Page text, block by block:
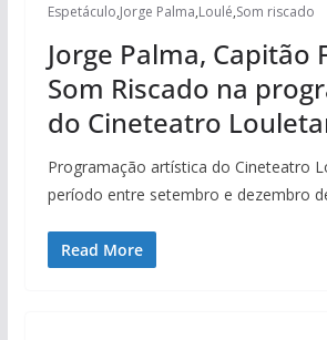
Espetáculo,Jorge Palma,Loulé,Som riscado
Jorge Palma, Capitão
Som Riscado na
do Cineteatro
Programação artística do Cineteatro
período entre setembro e dezembro
Read More